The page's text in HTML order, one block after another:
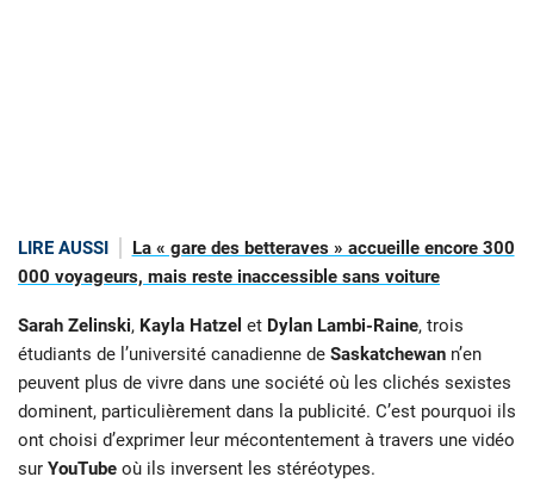
LIRE AUSSI
La « gare des betteraves » accueille encore 300
000 voyageurs, mais reste inaccessible sans voiture
Sarah Zelinski, Kayla Hatzel et Dylan Lambi-Raine, trois
étudiants de l’université canadienne de Saskatchewan n’en
peuvent plus de vivre dans une société où les clichés sexistes
dominent, particulièrement dans la publicité. C’est pourquoi ils
ont choisi d’exprimer leur mécontentement à travers une vidéo
sur YouTube où ils inversent les stéréotypes.